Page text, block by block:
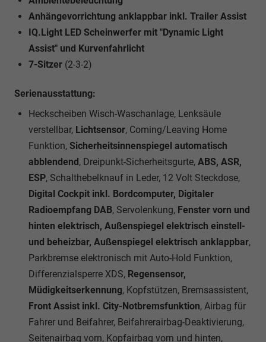
Anhängevorrichtung anklappbar inkl. Trailer Assist
IQ.Light LED Scheinwerfer mit "Dynamic Light
Assist" und Kurvenfahrlicht
7-Sitzer (2-3-2)
Serienausstattung:
Heckscheiben Wisch-Waschanlage, Lenksäule
verstellbar, Lichtsensor, Coming/Leaving Home
Funktion, Sicherheitsinnenspiegel automatisch
abblendend, Dreipunkt-Sicherheitsgurte, ABS, ASR,
ESP, Schalthebelknauf in Leder, 12 Volt Steckdose,
Digital Cockpit inkl. Bordcomputer, Digitaler
Radioempfang DAB, Servolenkung, Fenster vorn und
hinten elektrisch, Außenspiegel elektrisch einstell-
und beheizbar, Außenspiegel elektrisch anklappbar,
Parkbremse elektronisch mit Auto-Hold Funktion,
Differenzialsperre XDS, Regensensor,
Müdigkeitserkennung, Kopfstützen, Bremsassistent,
Front Assist inkl. City-Notbremsfunktion, Airbag für
Fahrer und Beifahrer, Beifahrerairbag-Deaktivierung,
Seitenairbag vorn, Kopfairbag vorn und hinten,